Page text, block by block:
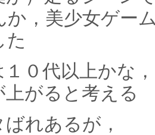
か，美少女ゲー
た
１０代以上かな
がると考える
れあるが，